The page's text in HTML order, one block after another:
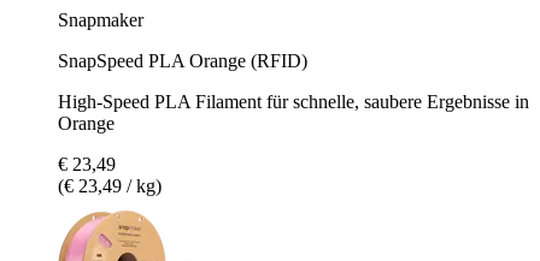
Snapmaker
SnapSpeed PLA Orange (RFID)
High-Speed PLA Filament für schnelle, saubere Ergebnisse in
Orange
€ 23,49
(€ 23,49 / kg)